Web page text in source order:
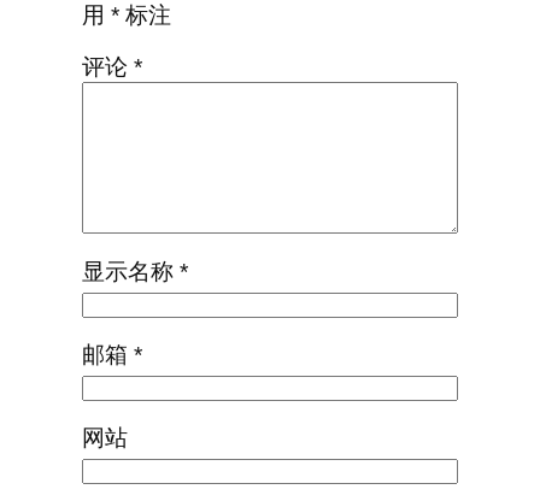
用 *标注
评论 *
显示名称 *
邮箱 *
网站